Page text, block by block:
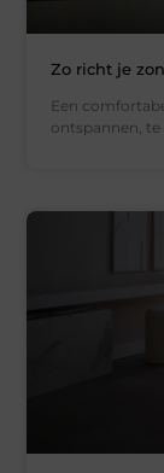
Zo richt je
Een
ontspannen,